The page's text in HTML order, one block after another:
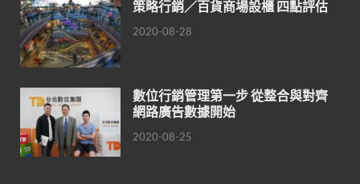
策略行銷／百貨商場設櫃 四點評估
2020-08-28
數位行銷管理第一步 從整合與對齊
網路廣告數據開始
2020-08-25